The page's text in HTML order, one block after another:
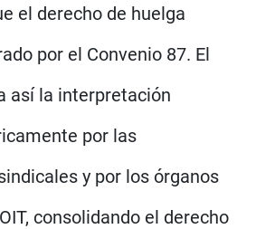
el derecho de huelga
por el Convenio 87. El
así la interpretación
por las
y por los órganos
consolidando el derecho